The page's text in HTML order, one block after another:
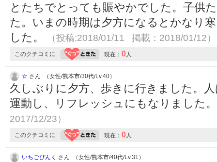
とたちでとっても賑やかでした。子供
た。いまの時期は夕方になるとかなり
した。
（投稿:2018/01/11 掲載：2018/01/12）
このクチコミに 現在： 0 人
☆ さん （女性/熊本市/30代/Lv.40）
久しぶりに夕方、歩きに行きました。
運動し、リフレッシュにもなりました
2017/12/23）
このクチコミに 現在： 0 人
いちごぴんく さん （女性/熊本市/40代/Lv.31）